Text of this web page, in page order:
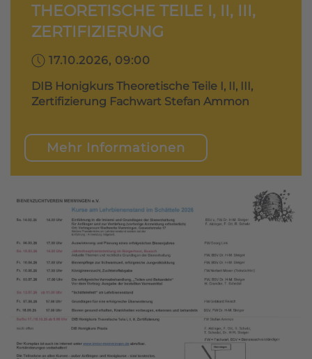
THEORETISCHE TEILE I, II, III,
ZERTIFIZIERUNG
17.10.2026, 09:00
DIB Honigkurs Theoretische Teile I, II, III,
Zertifizierung Fachwart Stefan Ammon
Mehr Informationen